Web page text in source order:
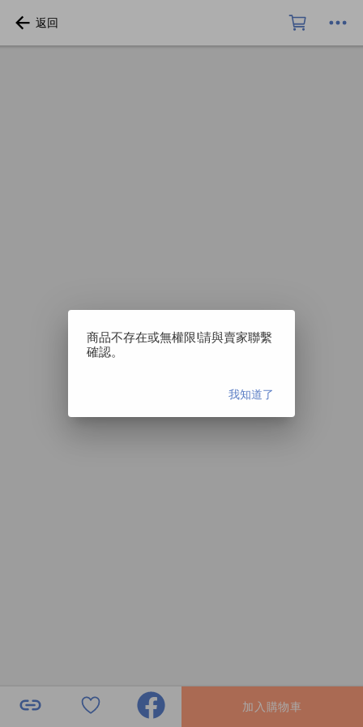
加入購物車
商品不存在或無權限!請與賣家聯繫
確認。
我知道了